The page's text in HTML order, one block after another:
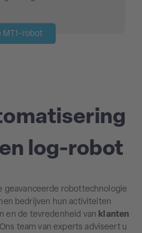
MT1-robot
log-robot
geavanceerde robottechnologie
bedrijven hun activiteiten
en de tevredenheid van klanten
team van experts adviseert u